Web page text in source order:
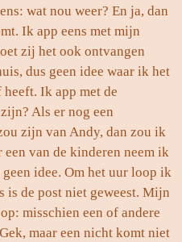
wat nou weer? En ja, dan
Ik app eens met mijn
zij het ook ontvangen
dus geen idee waar ik het
Ik app met de
Als er nog een
zijn van Andy, dan zou ik
van de kinderen neem ik
idee. Om het uur loop ik
is de post niet geweest. Mijn
misschien een of andere
maar een nicht komt niet